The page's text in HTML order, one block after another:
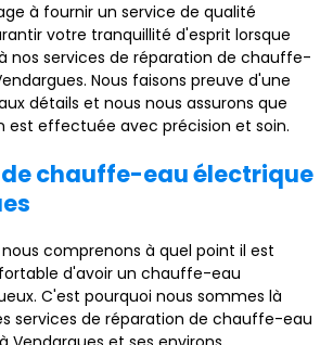
à fournir un service de qualité
votre tranquillité d'esprit lorsque
nos services de réparation de chauffe-
Nous faisons preuve d'une
détails et nous nous assurons que
est effectuée avec précision et soin.
chauffe-eau électrique
comprenons à quel point il est
d'avoir un chauffe-eau
C'est pourquoi nous sommes là
services de réparation de chauffe-eau